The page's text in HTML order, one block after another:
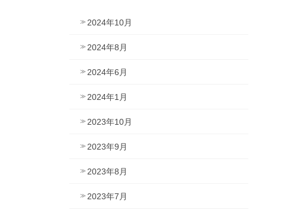
2024年10月
2024年8月
2024年6月
2024年1月
2023年10月
2023年9月
2023年8月
2023年7月